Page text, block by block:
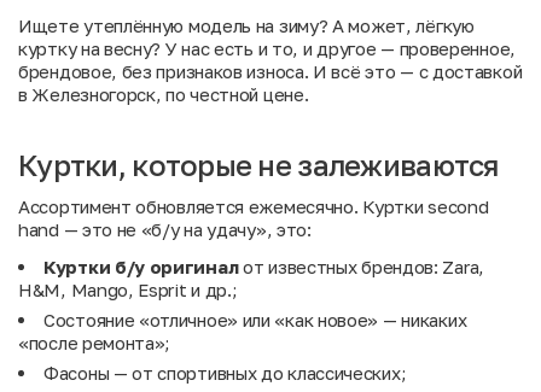
Ищете утеплённую модель на зиму? А может, лёгкую
куртку на весну? У нас есть и то, и другое — проверенное,
брендовое, без признаков износа. И всё это — с доставкой
в Железногорск, по честной цене.
Куртки, которые не залеживаются
Ассортимент обновляется ежемесячно. Куртки second
hand — это не «б/у на удачу», это:
Куртки б/у оригиналот известных брендов: Zara,
H&M, Mango, Esprit и др.;
Состояние «отличное» или «как новое» — никаких
«после ремонта»;
Фасоны — от спортивных до классических;